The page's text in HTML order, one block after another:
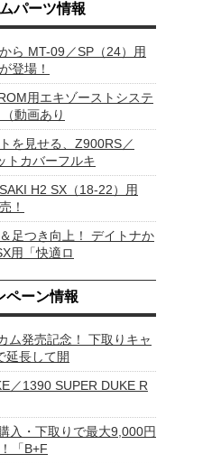
パーツ情報
ら MT-09／SP（24）用
登場！
用エキゾーストシステ
動画あり
を見せる、Z900RS／
トカバーフルキ
H2 SX（18-22）用
！
足つき向上！ デイトナか
用「快適ロ
ペーン情報
ム発売記念！ 下取りキャ
延長して開
／1390 SUPER DUKE R
入・下取りで最大9,000円
「B+F